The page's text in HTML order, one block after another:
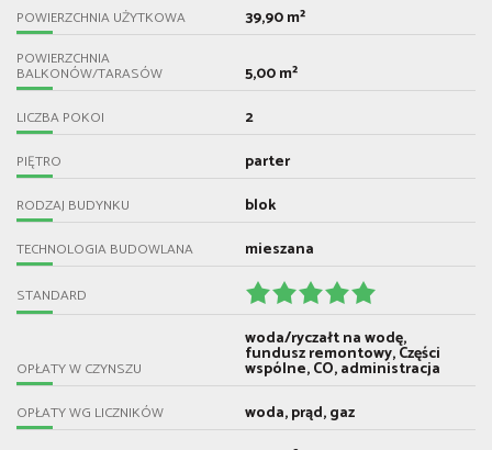
POWIERZCHNIA UŻYTKOWA 39,90 m²
POWIERZCHNIA
BALKONÓW/TARASÓW 5,00 m²
LICZBA POKOI 2
PIĘTRO parter
RODZAJ BUDYNKU blok
TECHNOLOGIA BUDOWLANA mieszana
STANDARD
OPŁATY W CZYNSZU
woda/ryczałt na wodę,
fundusz remontowy, Części
wspólne, CO, administracja
OPŁATY WG LICZNIKÓW woda, prąd, gaz